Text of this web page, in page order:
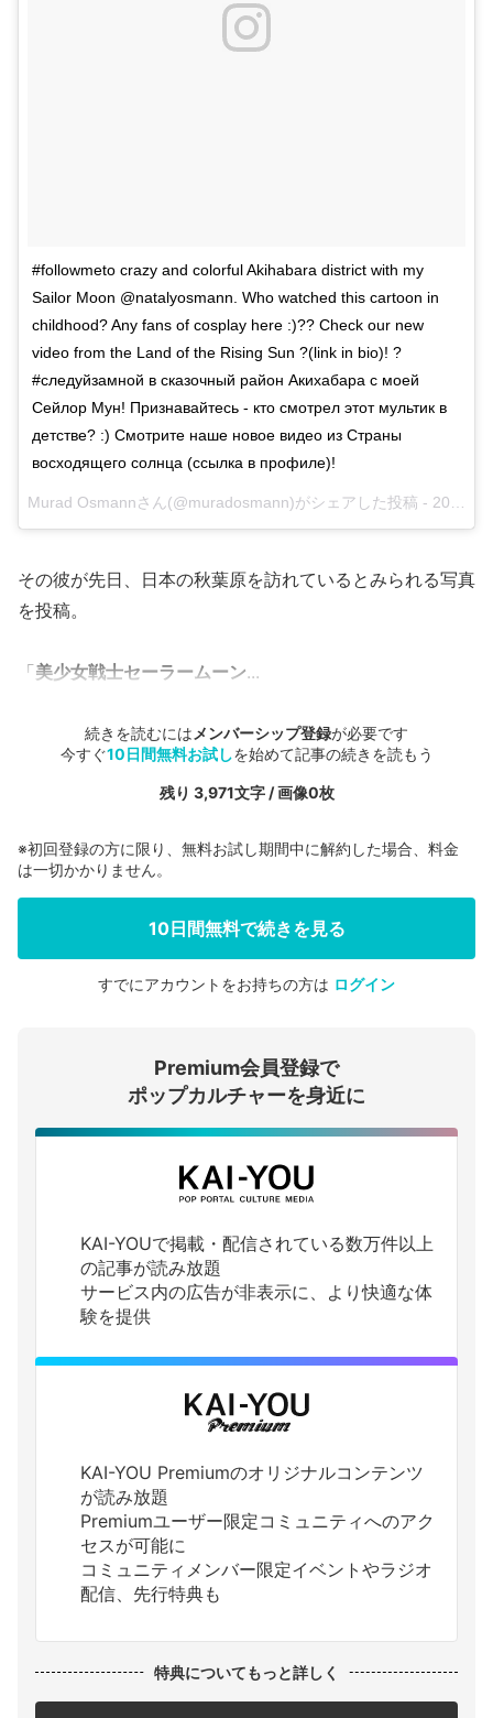
#followmeto crazy and colorful Akihabara district with my
Sailor Moon @natalyosmann. Who watched this cartoon in
childhood? Any fans of cosplay here :)?? Check our new
video from the Land of the Rising Sun ?(link in bio)! ?
#следуйзамной в сказочный район Акихабара с моей
Сейлор Мун! Признавайтесь - кто смотрел этот мультик в
детстве? :) Смотрите наше новое видео из Страны
восходящего солнца (ссылка в профиле)!
Murad Osmannさん(@muradosmann)がシェアした投稿 - 2017 4月 11 9:15午前 PDT
その彼が先日、日本の秋葉原を訪れているとみられる写真
を投稿。
「美少女戦士セーラームーン...
続きを読むには メンバーシップ登録が必要です
今すぐ10日間無料お試しを始めて記事の続きを読もう
残り 3,971文字 / 画像0枚
会員登録する
ログインする
※初回登録の方に限り、無料お試し期間中に解約した場合、料金
は一切かかりません。
10日間無料で続きを見る
すでにアカウントをお持ちの方は ログイン
Premium会員登録で
ポップカルチャーを身近に
KAI-YOUで掲載・配信されている数万件以上
の記事が読み放題
サービス内の広告が非表示に、より快適な体
験を提供
KAI-YOU Premiumのオリジナルコンテンツ
が読み放題
Premiumユーザー限定コミュニティへのアク
セスが可能に
コミュニティメンバー限定イベントやラジオ
配信、先行特典も
特典についてもっと詳しく